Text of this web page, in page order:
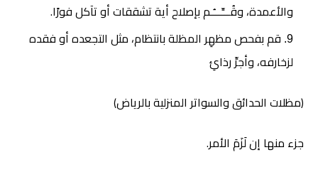
والأعمدة، وقُـــِّـــُـم بإصلاح أية تشققات أو تآكل فورًا.
قم بفحص مظهِر المظلة بانتظام، مثل التجعده أو فقده
لزخارفه، وأجرِّ رذائِ
(مظلات الحدائق والسواتر المنزلية بالرياض)
جزء منها إن لَزَمَ الأمر.